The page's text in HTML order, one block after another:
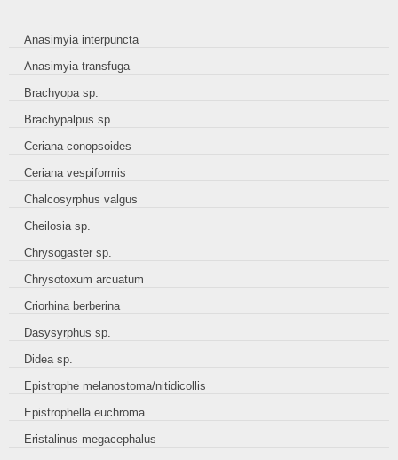
Anasimyia interpuncta
Anasimyia transfuga
Brachyopa sp.
Brachypalpus sp.
Ceriana conopsoides
Ceriana vespiformis
Chalcosyrphus valgus
Cheilosia sp.
Chrysogaster sp.
Chrysotoxum arcuatum
Criorhina berberina
Dasysyrphus sp.
Didea sp.
Epistrophe melanostoma/nitidicollis
Epistrophella euchroma
Eristalinus megacephalus